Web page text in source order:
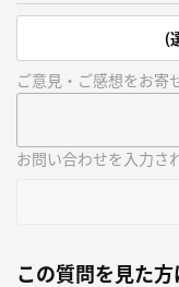
(
ご意見・ご感想をお寄
お問い合わせを入力さ
この質問を見た